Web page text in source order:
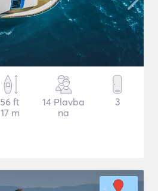
56 ft
17 m
14 Plavba
na
3